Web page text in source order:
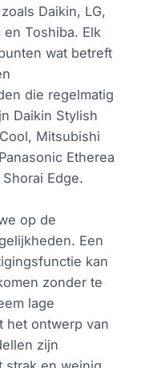
Daikin, LG,
Toshiba. Elk
wat betreft
die regelmatig
Daikin Stylish
Mitsubishi
Etherea
Edge.
op de
Een
kan
zonder te
lage
het ontwerp van
zijn